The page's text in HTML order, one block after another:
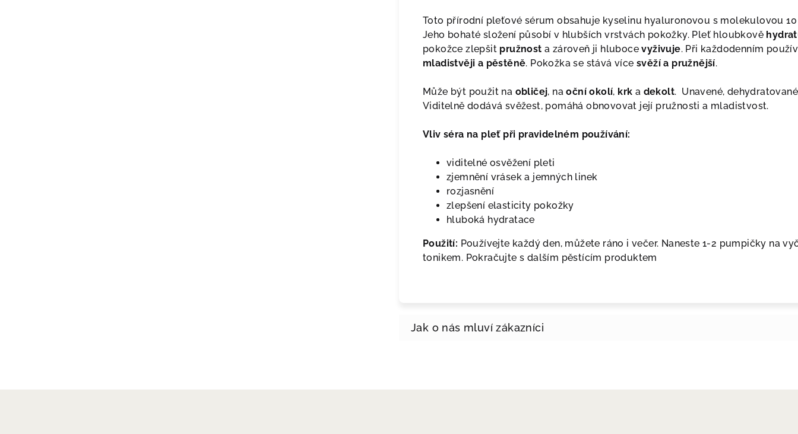
Toto přírodní pleťové sérum obsahuje kyselinu hyaluronovou s molekulovou
Jeho bohaté složení působí v hlubších vrstvách pokožky. Pleť hloubkově
pokožce zlepšit pružnost a zároveň ji hluboce vyživuje. Při každodenním
mladistvěji a pěstěně. Pokožka se stává vícesvěží a pružnější.
Může být použit na obličej, naoční okolí, krk a dekolt. Unavené,
Viditelně dodává svěžest, pomáhá obnovovat její pružnosti a mladistvost.
Vliv séra na pleť při pravidelném používání:
viditelné osvěžení pleti
zjemnění vrásek a jemných linek
rozjasnění
zlepšení elasticity pokožky
hluboká hydratace
Použití: Používejte každý den, můžete ráno i večer. Naneste 1-2 pumpičky na
tonikem. Pokračujte s dalším pěstícím produktem